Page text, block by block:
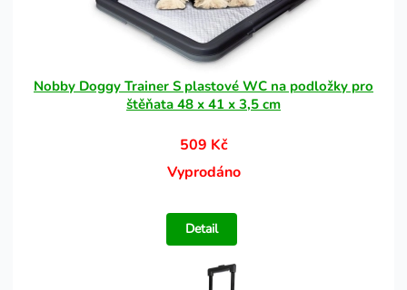
Nobby Doggy Trainer S plastové WC na podložky pro
štěňata 48 x 41 x 3,5 cm
509 Kč
Vyprodáno
Detail